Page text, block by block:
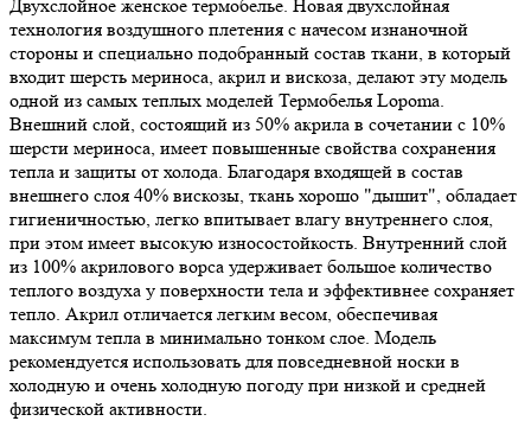
Двухслойное женское термобелье. Новая двухслойная
технология воздушного плетения с начесом изнаночной
стороны и специально подобранный состав ткани, в который
входит шерсть мериноса, акрил и вискоза, делают эту модель
одной из самых теплых моделей Термобелья Lopoma.
Внешний слой, состоящий из 50% акрила в сочетании с 10%
шерсти мериноса, имеет повышенные свойства сохранения
тепла и защиты от холода. Благодаря входящей в состав
внешнего слоя 40% вискозы, ткань хорошо "дышит", обладает
гигиеничностью, легко впитывает влагу внутреннего слоя,
при этом имеет высокую износостойкость. Внутренний слой
из 100% акрилового ворса удерживает большое количество
теплого воздуха у поверхности тела и эффективнее сохраняет
тепло. Акрил отличается легким весом, обеспечивая
максимум тепла в минимально тонком слое. Модель
рекомендуется использовать для повседневной носки в
холодную и очень холодную погоду при низкой и средней
физической активности.